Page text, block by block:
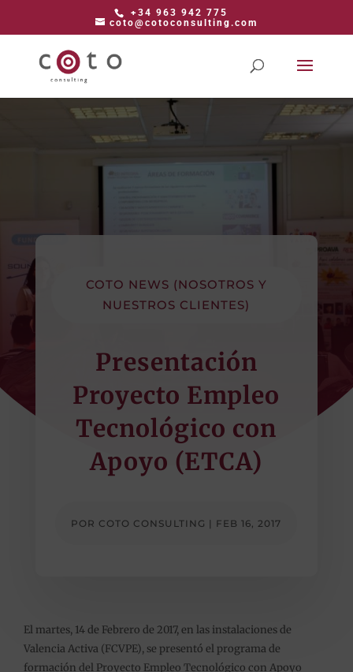
+34 963 942 775
coto@cotoconsulting.com
COTO NEWS (NOSOTROS Y
NUESTROS CLIENTES)
Presentación
Proyecto Empleo
Tecnológico con
Apoyo (ETCA)
POR COTO CONSULTING | FEB 16, 2017
El martes, 14 de Febrero de 2017, en las instalaciones de
Valencia Activa (FCVPE), se presentó el programa de
formación del Proyecto Empleo Tecnológico con Apoyo